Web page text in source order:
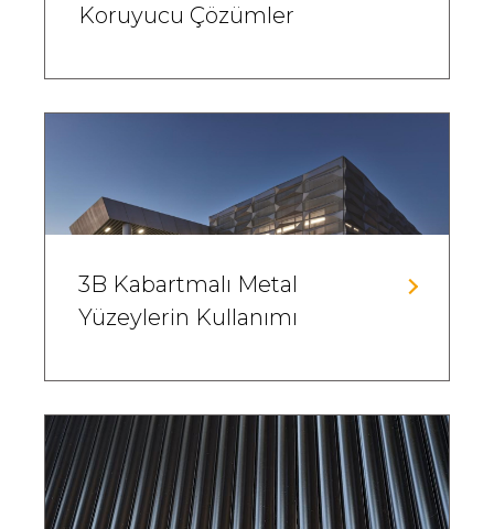
Koruyucu Çözümler
3B Kabartmalı Metal
Yüzeylerin Kullanımı